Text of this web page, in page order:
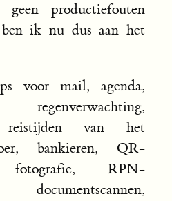
productiefouten
ik nu dus aan het
voor mail, agenda,
reistijden van het
bankieren, QR-
fotografie, RPN-
documentscannen,